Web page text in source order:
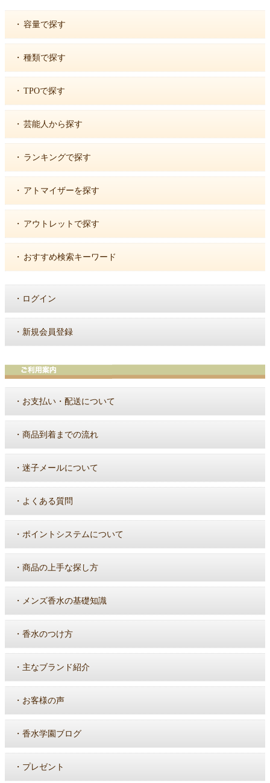
・ 容量で探す
・ 種類で探す
・ TPOで探す
・ 芸能人から探す
・ ランキングで探す
・ アトマイザーを探す
・ アウトレットで探す
・ おすすめ検索キーワード
・ ログイン
・ 新規会員登録
・ お支払い・配送について
・ 商品到着までの流れ
・ 迷子メールについて
・ よくある質問
・ ポイントシステムについて
・ 商品の上手な探し方
・ メンズ香水の基礎知識
・ 香水のつけ方
・ 主なブランド紹介
・ お客様の声
・ 香水学園ブログ
・ プレゼント